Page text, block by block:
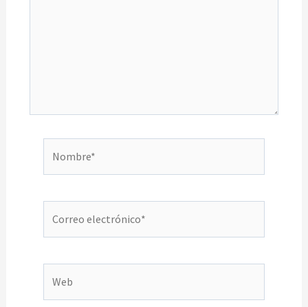
electrónico*